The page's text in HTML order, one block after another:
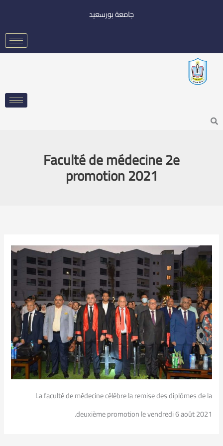
جامعة بورسعيد
Search
Faculté de médecine 2e
promotion 2021
La faculté de médecine célèbre la remise des diplômes de la
deuxième promotion le vendredi 6 août 2021.